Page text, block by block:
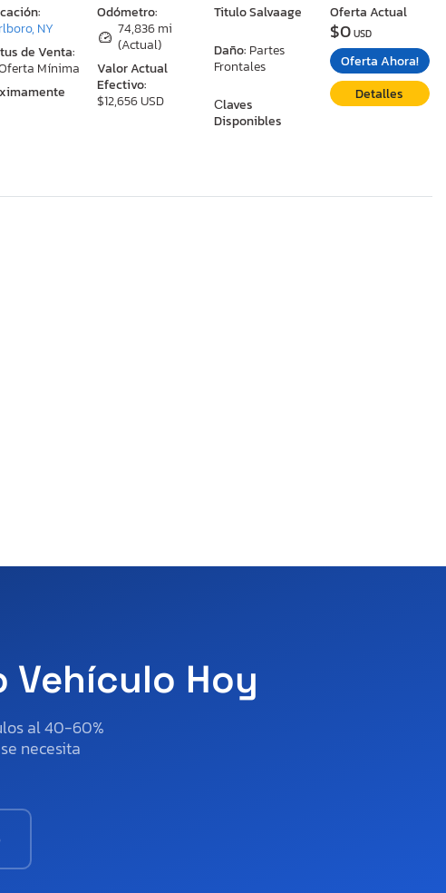
Odómetro:
74,836 mi
(Actual)
Valor Actual
Efectivo:
$12,656 USD
Titulo Salvaage
Daño: Partes
Frontales
Сlaves
Disponibles
NY
de Venta:
Mínima
Oferta Actual
$0USD
Oferta Ahora!
Detalles
Vehículo Hoy
al 40-60%
necesita